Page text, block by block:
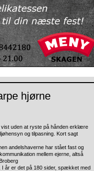
hjørne
vist uden at ryste på hånden erklære
og tilpasning. Kort sagt
andelshaverne har stået fast og
mellem ejerne, altså
år er det på 180 sider, spækket med